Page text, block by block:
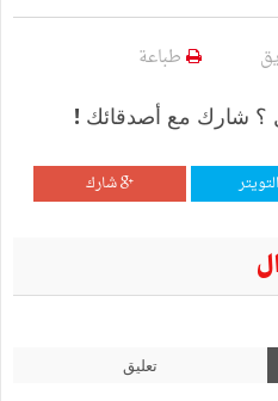
طباعة
؟ شارك مع أصدقائك !
التويتر شارك
تعليق